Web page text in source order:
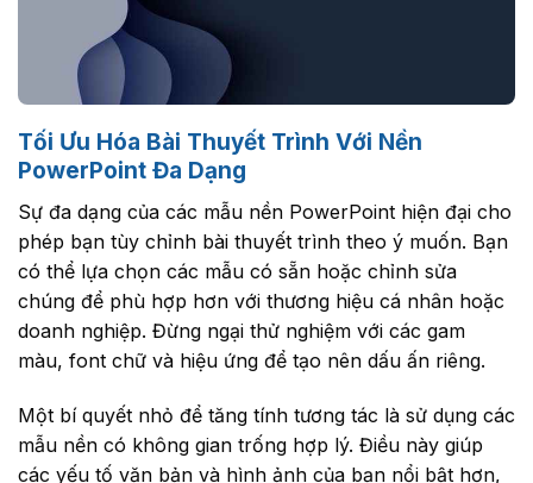
Tối Ưu Hóa Bài Thuyết Trình Với Nền
PowerPoint Đa Dạng
Sự đa dạng của các mẫu nền PowerPoint hiện đại cho
phép bạn tùy chỉnh bài thuyết trình theo ý muốn. Bạn
có thể lựa chọn các mẫu có sẵn hoặc chỉnh sửa
chúng để phù hợp hơn với thương hiệu cá nhân hoặc
doanh nghiệp. Đừng ngại thử nghiệm với các gam
màu, font chữ và hiệu ứng để tạo nên dấu ấn riêng.
Một bí quyết nhỏ để tăng tính tương tác là sử dụng các
mẫu nền có không gian trống hợp lý. Điều này giúp
các yếu tố văn bản và hình ảnh của bạn nổi bật hơn,